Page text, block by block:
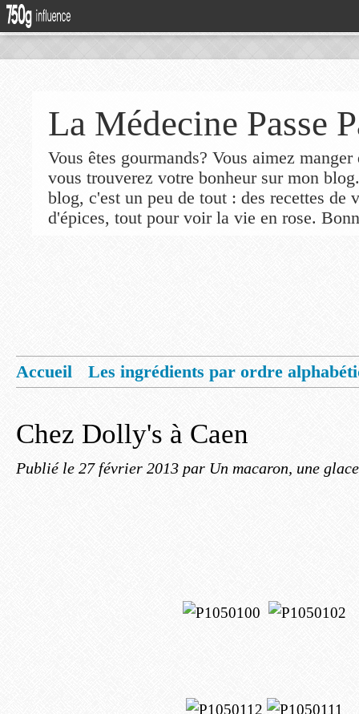
La Médecine Passe
Vous êtes gourmands? Vous aimez
vous trouverez votre bonheur sur mon
blog, c'est un peu de tout : des recettes de
d'épices, tout pour voir la vie en rose.
Accueil
Les ingrédients par ordre
Chez Dolly's à Caen
Publié le 27 février 2013 par Un macaron, une